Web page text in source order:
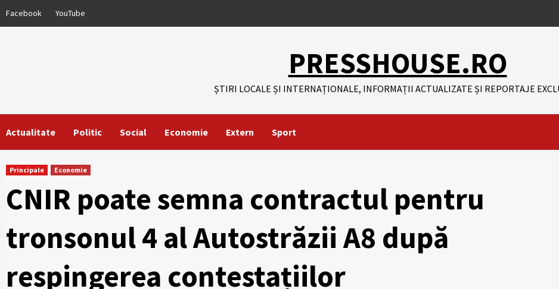
Facebook YouTube
PRESSHOUSE.RO
ȘTIRI LOCALE ȘI INTERNAȚIONALE, INFORMAȚII ACTUALIZATE ȘI REPORTAJE
Actualitate Politic Social Economie Extern Sport
Principale Economie
CNIR poate semna contractul pentru
tronsonul 4 al Autostrăzii A8 după
respingerea contestațiilor